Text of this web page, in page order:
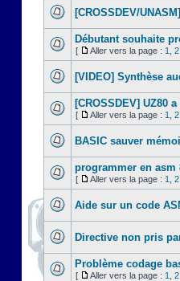
[CROSSDEV/
Débutant souhaite
[ Aller vers la page : 1 2
[VIDEO] Synthèse
[CROSSDEV] UZ80
[ Aller vers la page : 1 2
BASIC sauver
programmer en asm
[ Aller vers la page : 1 2
Aide sur un code
Directive non pris
Problème codage
[ Aller vers la page : 1 2